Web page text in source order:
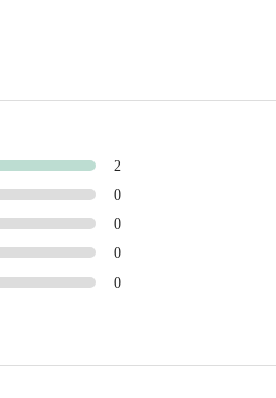
2
0
0
0
0